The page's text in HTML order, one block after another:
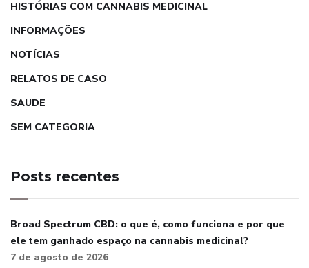
HISTÓRIAS COM CANNABIS MEDICINAL
INFORMAÇÕES
NOTÍCIAS
RELATOS DE CASO
SAUDE
SEM CATEGORIA
Posts recentes
Broad Spectrum CBD: o que é, como funciona e por que
ele tem ganhado espaço na cannabis medicinal?
7 de agosto de 2026